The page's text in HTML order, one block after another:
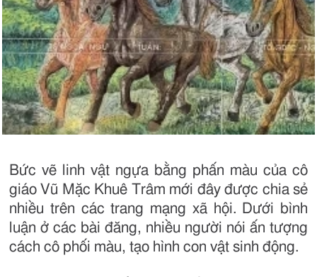
Bức vẽ linh vật ngựa bằng phấn màu của cô
giáo Vũ Mặc Khuê Trâm mới đây được chia sẻ
nhiều trên các trang mạng xã hội. Dưới bình
luận ở các bài đăng, nhiều người nói ấn tượng
cách cô phối màu, tạo hình con vật sinh động.